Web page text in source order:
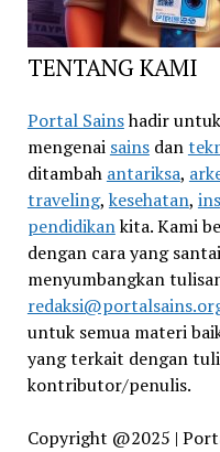
TENTANG KAMI
Portal Sainshadir
mengenai sainsdan
ditambah antariksa,
traveling, kesehatan,
pendidikankita. Kami
dengan cara yang
menyumbangkan
untuk semua materi
yang terkait dengan
kontributor/penulis.
Copyright @2025 |